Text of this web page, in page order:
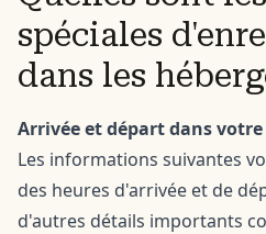
spéciales
dans les
Arrivée et départ dans
Les informations suivantes
des heures d'arrivée et de
d'autres détails importants